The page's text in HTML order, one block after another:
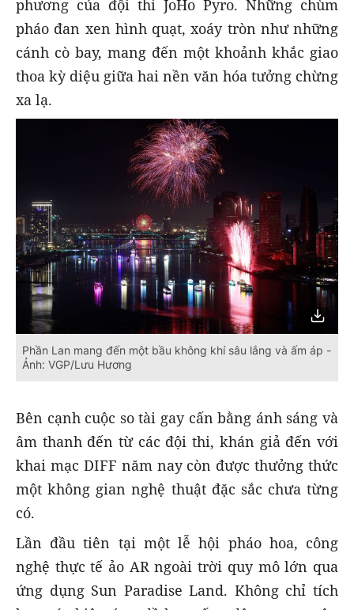
phương của đội thi JoHo Pyro. Những chùm
pháo đan xen hình quạt, xoáy tròn như những
cánh cò bay, mang đến một khoảnh khắc giao
thoa kỳ diệu giữa hai nền văn hóa tưởng chừng
xa lạ.
Phần Lan mang đến một bầu không khí sâu lắng và ấm áp -
Ảnh: VGP/Lưu Hương
Bên cạnh cuộc so tài gay cấn bằng ánh sáng và
âm thanh đến từ các đội thi, khán giả đến với
khai mạc DIFF năm nay còn được thưởng thức
một không gian nghệ thuật đặc sắc chưa từng
có.
Lần đầu tiên tại một lễ hội pháo hoa, công
nghệ thực tế ảo AR ngoài trời quy mô lớn qua
ứng dụng Sun Paradise Land. Không chỉ tích